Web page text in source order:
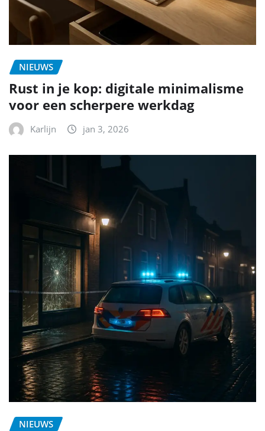
NIEUWS
Rust in je kop: digitale minimalisme
voor een scherpere werkdag
Karlijn jan 3, 2026
NIEUWS